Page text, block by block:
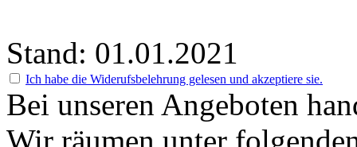
Stand: 01.01.2021
Ich habe die Widerufsbelehrung gelesen und akzeptiere sie.
Bei unseren Angeboten